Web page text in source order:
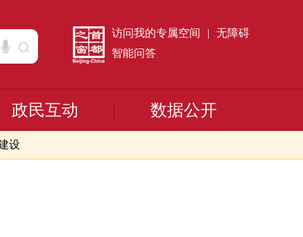
访问我的专属空间 |
无障碍
智能问答
设
政民互动 数据公开